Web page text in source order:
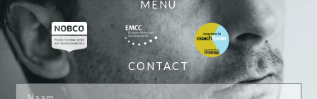
MENU
CONTACT